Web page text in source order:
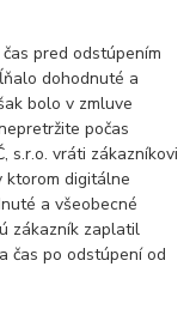
pred odstúpením
dohodnuté a
bolo v zmluve
počas
s.r.o. vráti zákazníkovi
ktorom digitálne
a všeobecné
zákazník zaplatil
čas po odstúpení od